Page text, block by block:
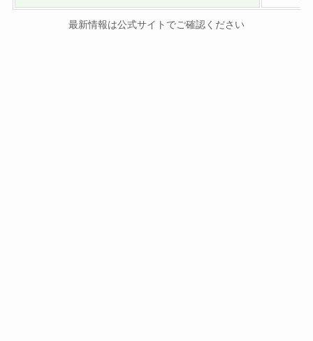
最新情報は公式サイトでご確認ください